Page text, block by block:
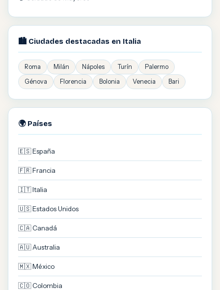
🏙️ Ciudades destacadas en Italia
Roma Milán Nápoles Turín
Palermo
Génova
Florencia Bolonia Venecia Bari
🌍 Países
🇪🇸 España
🇫🇷 Francia
🇮🇹 Italia
🇺🇸 Estados Unidos
🇨🇦 Canadá
🇦🇺 Australia
🇲🇽 México
🇨🇴 Colombia